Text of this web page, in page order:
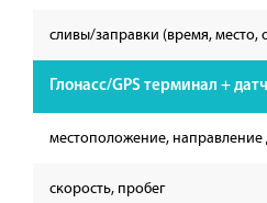
сливы/заправки (время, место,
Глонасс/GPS терминал +
местоположение, направление
скорость, пробег